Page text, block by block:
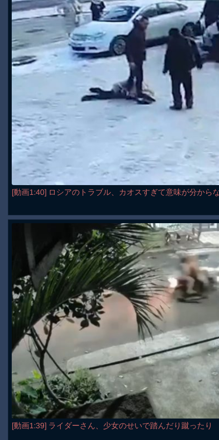
[動画1:40] ロシアのトラブル、カオスすぎて意味が分から
[動画1:39] ライダーさん、少女のせいで踏んだり蹴ったり